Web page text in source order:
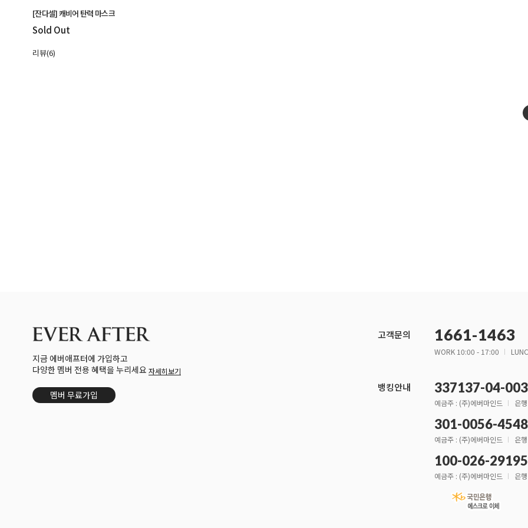
[잔다셀] 캐비어 탄력 마스크
Sold Out
리뷰(6)
지금 에버애프터에 가입하고
다양한 멤버 전용 혜택을 누리세요 자세히보기
멤버 무료가입
고객문의 1661-1463
WORK 10:00 - 17:00
뱅킹안내 337137-04-
예금주 : (주)에버마인드 은
301-0056-
예금주 : (주)에버마인드 은
100-026-
예금주 : (주)에버마인드 은